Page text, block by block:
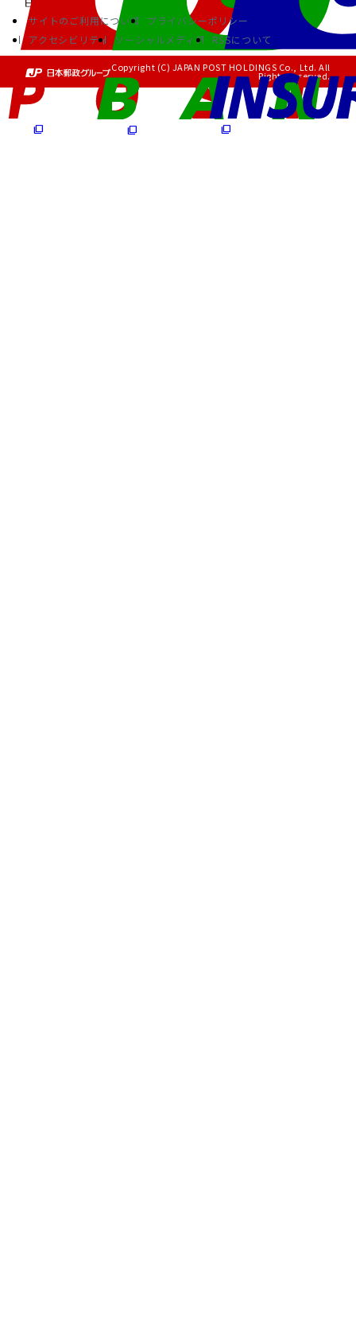
サイトのご利用について
プライバシーポリシー
アクセシビリティ
ソーシャルメディア RSSについて
Copyright (C) JAPAN POST HOLDINGS Co., Ltd. All
Rights Reserved.